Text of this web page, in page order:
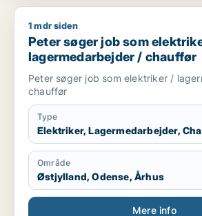
Peter søger job som elektriker /
1 mdr siden
Peter søger job som
lagermedarbejder / chauffør
Peter søger job som elektriker /
chauffør
Type
Elektriker, Lagermedarbejder,
Område
Østjylland, Odense, Århus
Mere info